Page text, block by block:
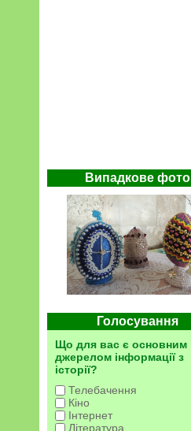
Випадкове фото
Голосування
Що для вас є основним
джерелом інформації з
історії?
Телебачення
Кіно
Інтернет
Література